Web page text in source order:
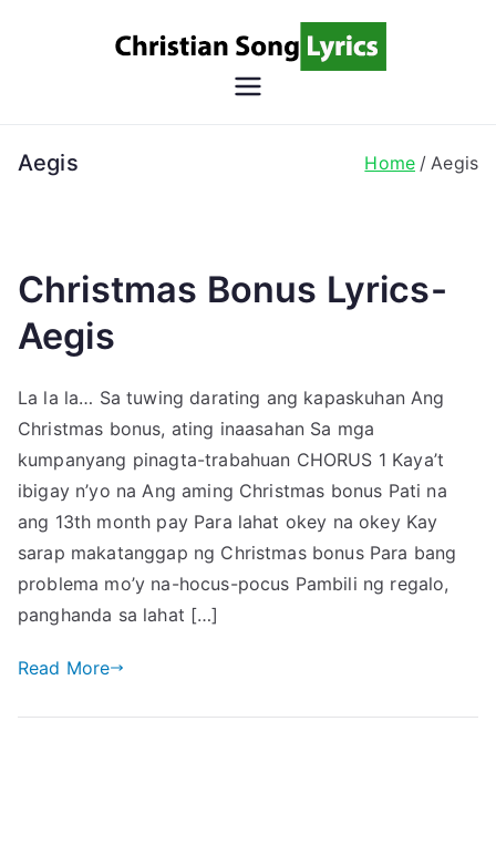
Song
Christian Lyrics Online!
Aegis Home Aegis
Christmas Bonus Lyrics-
Aegis
La la la… Sa tuwing darating ang kapaskuhan Ang
Christmas bonus, ating inaasahan Sa mga
kumpanyang pinagta-trabahuan CHORUS 1 Kaya’t
ibigay n’yo na Ang aming Christmas bonus Pati na
ang 13th month pay Para lahat okey na okey Kay
sarap makatanggap ng Christmas bonus Para bang
problema mo’y na-hocus-pocus Pambili ng regalo,
panghanda sa lahat […]
Read More